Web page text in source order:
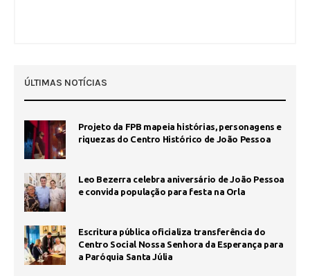
ÚLTIMAS NOTÍCIAS
Projeto da FPB mapeia histórias, personagens e
riquezas do Centro Histórico de João Pessoa
Leo Bezerra celebra aniversário de João Pessoa
e convida população para festa na Orla
Escritura pública oficializa transferência do
Centro Social Nossa Senhora da Esperança para
a Paróquia Santa Júlia